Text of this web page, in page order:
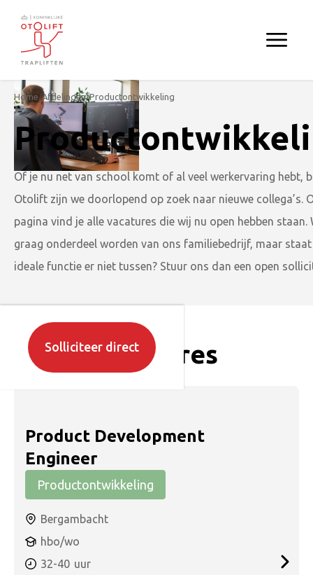
Home/Afdelingen/Productontwikkeling
Of je nu net van school komt of al veel werkervaring hebt,
Otolift zijn we doorlopend op zoek naar nieuwe collega’s.
pagina vind je alle vacatures die wij nu open hebben staan.
graag onderdeel worden van ons familiebedrijf, maar
ideale functie er niet tussen? Stuur ons dan een open
Solliciteer directVacatures
Product Development
Engineer
Productontwikkeling
Bergambacht
hbo/wo
32-40 uur